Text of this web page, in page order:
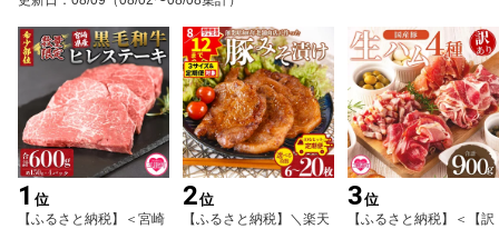
1 位
【ふるさと納税】＜宮崎
2位
【ふるさと納税】＼楽天
3位
【ふるさと納税】＜【訳